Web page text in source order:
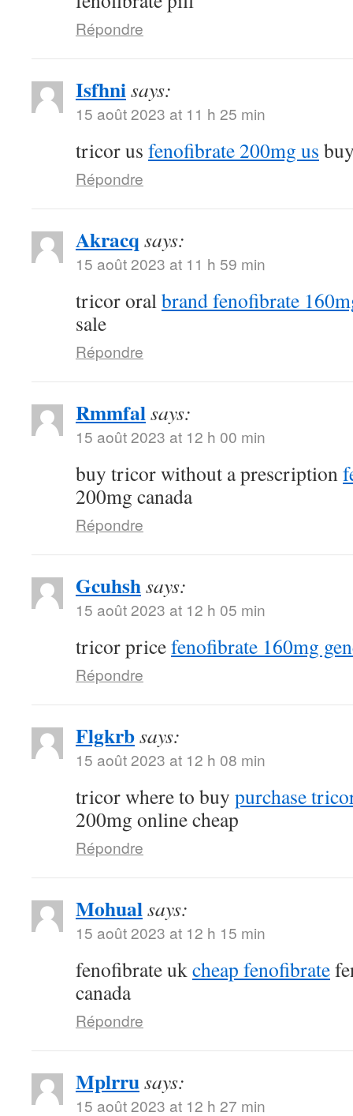
Répondre
Isfhnisays:
15 août 2023 at 11 h 25 min
tricor us fenofibrate 200mg us
Répondre
Akracq says:
15 août 2023 at 11 h 59 min
tricor oralbrand fenofibrate
sale
Répondre
Rmmfalsays:
15 août 2023 at 12 h 00 min
buy tricor without a prescription
200mg canada
Répondre
Gcuhshsays:
15 août 2023 at 12 h 05 min
tricor pricefenofibrate 160mg
Répondre
Flgkrbsays:
15 août 2023 at 12 h 08 min
tricor where to buy purchase
200mg online cheap
Répondre
Mohualsays:
15 août 2023 at 12 h 15 min
fenofibrate ukcheap fenofibrate
canada
Répondre
Mplrrusays:
15 août 2023 at 12 h 27 min